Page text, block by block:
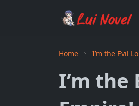
Home I’m the Evil
I’m